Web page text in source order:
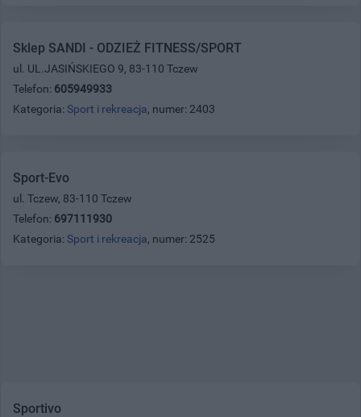
Sklep SANDI - ODZIEŻ FITNESS/SPORT
ul. UL.JASIŃSKIEGO 9, 83-110 Tczew
Telefon: 605949933
Kategoria: Sport i rekreacja, numer: 2403
Sport-Evo
ul. Tczew, 83-110 Tczew
Telefon: 697111930
Kategoria: Sport i rekreacja, numer: 2525
Sportivo